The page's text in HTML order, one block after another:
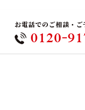
お電話でのご相談・ご
0120-